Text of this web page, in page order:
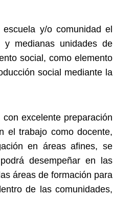
y/o comunidad el
y medianas unidades de
social, como elemento
social mediante la
excelente preparación
el trabajo como docente,
en áreas afines, se
desempeñar en las
áreas de formación para
de las comunidades,